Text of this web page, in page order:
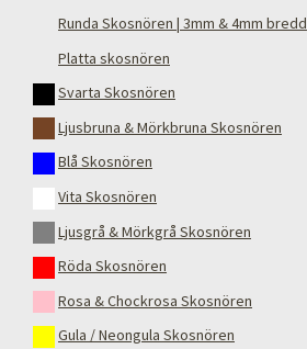
Runda Skosnören | 3mm & 4mm bredd
Platta skosnören
Svarta Skosnören
Ljusbruna & Mörkbruna Skosnören
Blå Skosnören
Vita Skosnören
Ljusgrå & Mörkgrå Skosnören
Röda Skosnören
Rosa & Chockrosa Skosnören
Gula / Neongula Skosnören